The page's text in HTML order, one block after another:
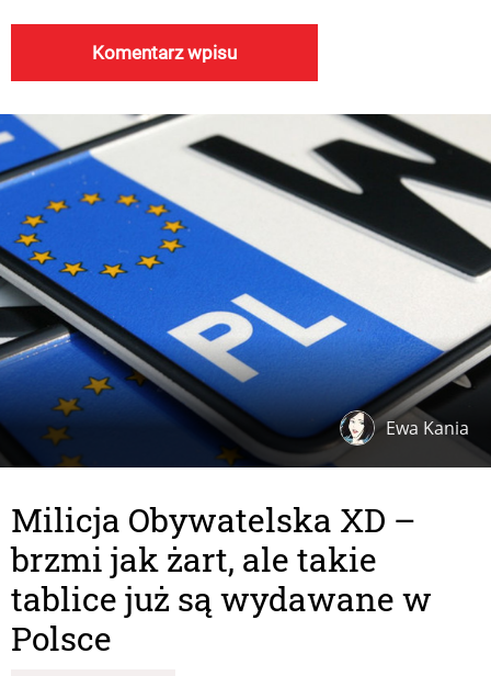
Ewa Kania
Milicja Obywatelska XD –
brzmi jak żart, ale takie
tablice już są wydawane w
Polsce